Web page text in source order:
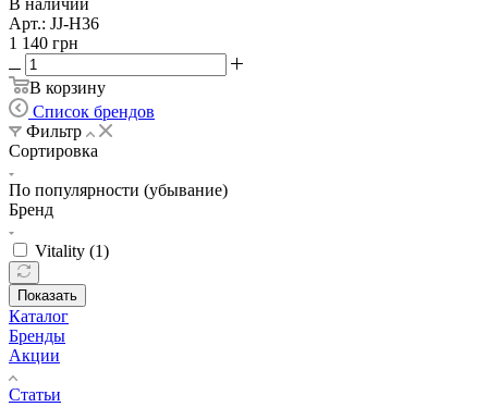
Арт.: JJ-H36
1 140 грн
В корзину
Список брендов
Фильтр
Сортировка
По популярности (убывание)
Бренд
Vitality (1)
Показать
Каталог
Бренды
Акции
Статьи